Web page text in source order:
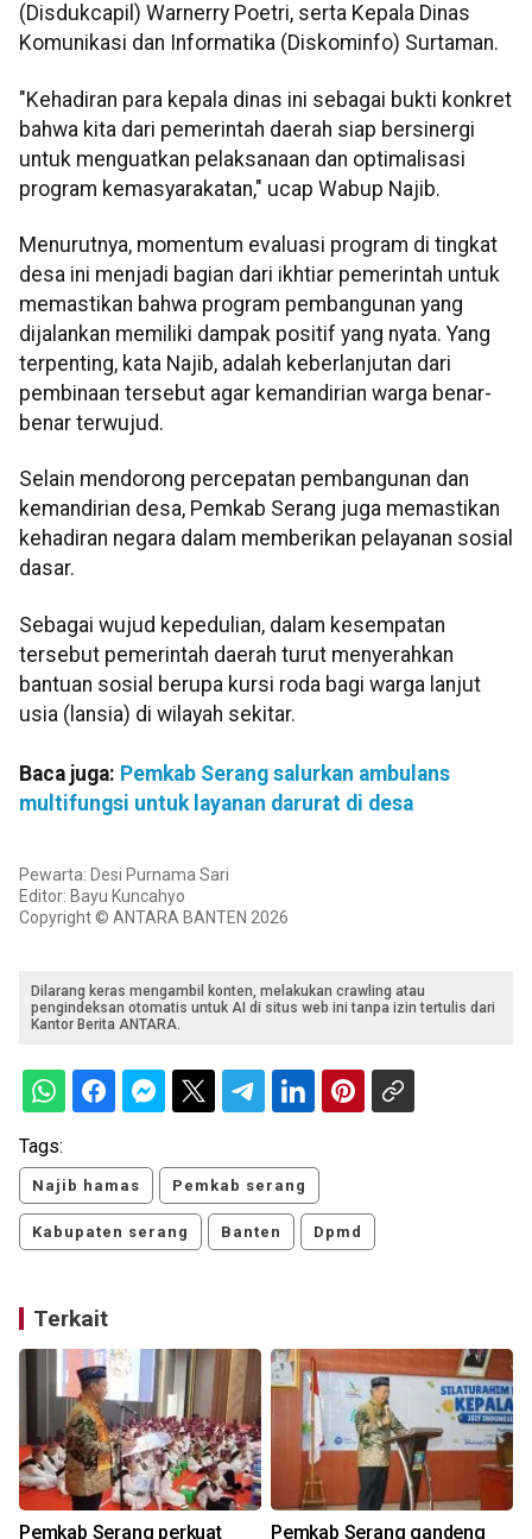
(Disdukcapil) Warnerry Poetri, serta Kepala Dinas
Komunikasi dan Informatika (Diskominfo) Surtaman.
"Kehadiran para kepala dinas ini sebagai bukti konkret
bahwa kita dari pemerintah daerah siap bersinergi
untuk menguatkan pelaksanaan dan optimalisasi
program kemasyarakatan," ucap Wabup Najib.
Menurutnya, momentum evaluasi program di tingkat
desa ini menjadi bagian dari ikhtiar pemerintah untuk
memastikan bahwa program pembangunan yang
dijalankan memiliki dampak positif yang nyata. Yang
terpenting, kata Najib, adalah keberlanjutan dari
pembinaan tersebut agar kemandirian warga benar-
benar terwujud.
Selain mendorong percepatan pembangunan dan
kemandirian desa, Pemkab Serang juga memastikan
kehadiran negara dalam memberikan pelayanan sosial
dasar.
Sebagai wujud kepedulian, dalam kesempatan
tersebut pemerintah daerah turut menyerahkan
bantuan sosial berupa kursi roda bagi warga lanjut
usia (lansia) di wilayah sekitar.
Baca juga: Pemkab Serang salurkan ambulans
multifungsi untuk layanan darurat di desa
Pewarta: Desi Purnama Sari
Editor: Bayu Kuncahyo
Copyright © ANTARA BANTEN 2026
Dilarang keras mengambil konten, melakukan crawling atau
pengindeksan otomatis untuk AI di situs web ini tanpa izin tertulis dari
Kantor Berita ANTARA.
Tags:
Najib hamas Pemkab serang
Kabupaten serang Banten Dpmd
Terkait
Pemkab Serang perkuat Pemkab Serang gandeng